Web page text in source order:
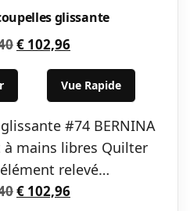
glissante
Le
prix
était :
€ 114,40.
€ 102,96Le
prix
actuel
est :
€ 102,96.
Vue Rapide
#74 BERNINA
mains libres Quilter
relevé…
Le
€ 102,96Le